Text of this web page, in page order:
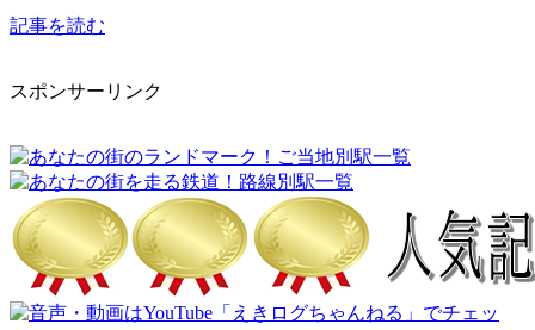
記事を読む
スポンサーリンク